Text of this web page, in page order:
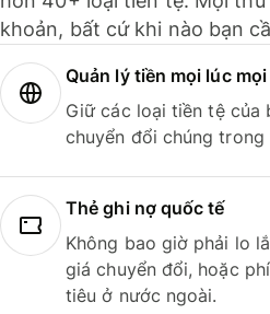
khoản, bất cứ khi nào bạn
Quản lý tiền mọi lúc
Giữ các loại tiền tệ của
chuyển đổi chúng trong
Thẻ ghi nợ quốc tế
Không bao giờ phải lo
giá chuyển đổi, hoặc
tiêu ở nước ngoài.